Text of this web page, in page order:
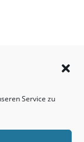
Service zu
für
800 64-